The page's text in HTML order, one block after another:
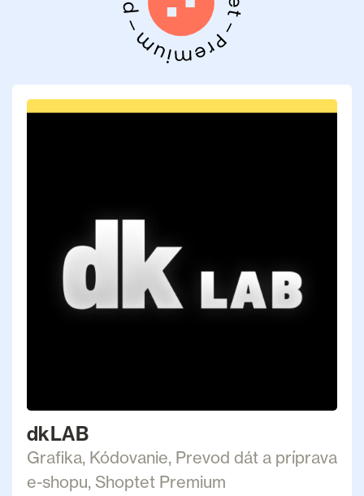
dkLAB
Grafika, Kódovanie, Prevod dát a príprava
e-shopu, Shoptet Premium